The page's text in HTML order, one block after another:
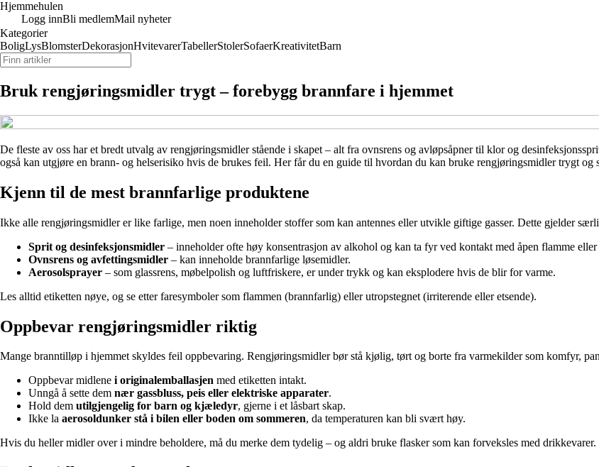
Hjemmehulen
Logg innBli medlemMail nyheter
Kategorier
BoligLysBlomsterDekorasjonHvitevarerTabellerStolerSofaerKreativitetBarn
Bruk rengjøringsmidler trygt – forebygg brannfare i hjemmet
De fleste av oss har et bredt utvalg av rengjøringsmidler stående i skapet – alt fra ovnsrens og avløpsåpner til klor og
også kan utgjøre en brann- og helserisiko hvis de brukes feil. Her får du en guide til hvordan du kan bruke rengjøringsmidler trygt og
Kjenn til de mest brannfarlige produktene
Ikke alle rengjøringsmidler er like farlige, men noen inneholder stoffer som kan antennes eller utvikle giftige gasser. Dette gjelder
Sprit og desinfeksjonsmidler – inneholder ofte høy konsentrasjon av alkohol og kan ta fyr ved kontakt med åpen flamme
Ovnsrens og avfettingsmidler – kan inneholde brannfarlige løsemidler.
Aerosolsprayer – som glassrens, møbelpolish og luftfriskere, er under trykk og kan eksplodere hvis de blir for varme.
Les alltid etiketten nøye, og se etter faresymboler som flammen (brannfarlig) eller utropstegnet (irriterende eller etsende).
Oppbevar rengjøringsmidler riktig
Mange branntilløp i hjemmet skyldes feil oppbevaring. Rengjøringsmidler bør stå kjølig, tørt og borte fra varmekilder som komfyr,
Oppbevar midlene i originalemballasjen med etiketten intakt.
Unngå å sette dem nær gassbluss, peis eller elektriske apparater.
Hold dem utilgjengelig for barn og kjæledyr, gjerne i et låsbart skap.
Ikke la aerosoldunker stå i bilen eller boden om sommeren, da temperaturen kan bli svært høy.
Hvis du heller midler over i mindre beholdere, må du merke dem tydelig – og aldri bruke flasker som kan forveksles med drikkevarer.